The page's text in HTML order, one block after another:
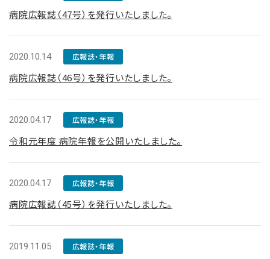
病院広報誌（47号）を発行いたしました。
2020.10.14 広報誌・年報
病院広報誌（46号）を発行いたしました。
2020.04.17 広報誌・年報
令和元年度 病院年報を公開いたしました。
2020.04.17 広報誌・年報
病院広報誌（45号）を発行いたしました。
2019.11.05 広報誌・年報